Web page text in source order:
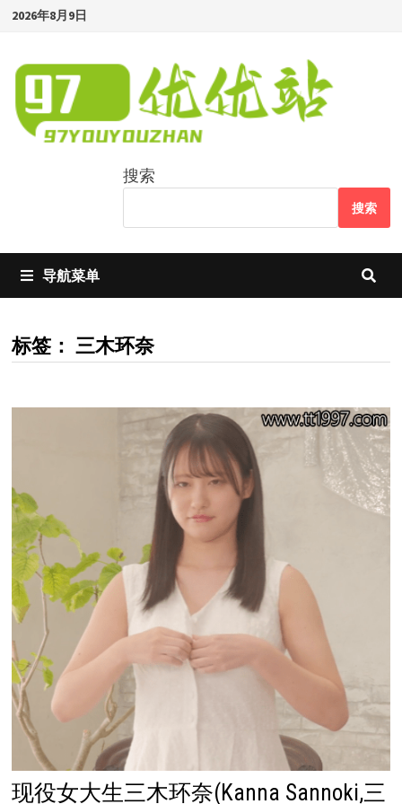
Skip
content
2026年8月9日
搜索
搜索
导航菜单
标签： 三木环奈
现役女大生三木环奈(Kanna Sannoki,三